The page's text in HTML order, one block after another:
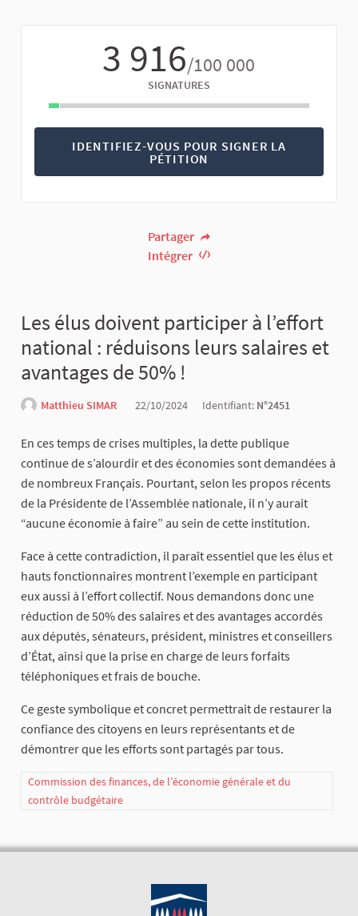
3 916/100 000
SIGNATURES
IDENTIFIEZ-VOUS POUR SIGNER LA
PÉTITION
Partager
Intégrer
Les élus doivent participer à l’effort
national : réduisons leurs salaires et
avantages de 50% !
Matthieu SIMAR 22/10/2024 Identifiant: N°2451
En ces temps de crises multiples, la dette publique
continue de s’alourdir et des économies sont demandées à
de nombreux Français. Pourtant, selon les propos récents
de la Présidente de l’Assemblée nationale, il n’y aurait
“aucune économie à faire” au sein de cette institution.
Face à cette contradiction, il paraît essentiel que les élus et
hauts fonctionnaires montrent l’exemple en participant
eux aussi à l’effort collectif. Nous demandons donc une
réduction de 50% des salaires et des avantages accordés
aux députés, sénateurs, président, ministres et conseillers
d’État, ainsi que la prise en charge de leurs forfaits
téléphoniques et frais de bouche.
Ce geste symbolique et concret permettrait de restaurer la
confiance des citoyens en leurs représentants et de
démontrer que les efforts sont partagés par tous.
Commission des finances, de l’économie générale et du
contrôle budgétaire